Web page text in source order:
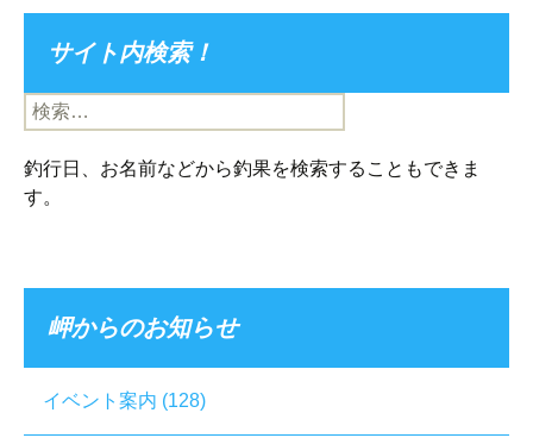
サイト内検索！
検
索:
釣行日、お名前などから釣果を検索することもできま
す。
岬からのお知らせ
イベント案内 (128)